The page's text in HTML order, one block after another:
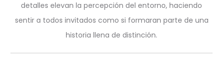
detalles elevan la percepción del entorno, haciendo
sentir a todos invitados como si formaran parte de una
historia llena de distinción.